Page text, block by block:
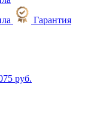
Гарантия
руб.